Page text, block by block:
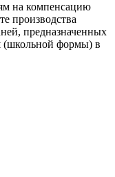
на компенсацию
производства
предназначенных
(школьной формы) в